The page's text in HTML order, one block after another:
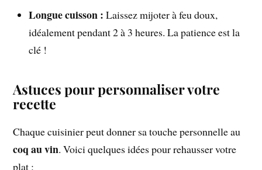
Longue cuisson : Laissez mijoter à feu doux,
idéalement pendant 2 à 3 heures. La patience est la
clé !
Astuces pour personnaliser votre
recette
Chaque cuisinier peut donner sa touche personnelle au
coq au vin. Voici quelques idées pour rehausser votre
plat :